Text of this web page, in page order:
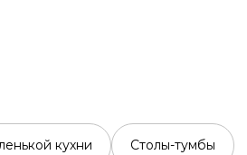
кухни Столы-тумбы